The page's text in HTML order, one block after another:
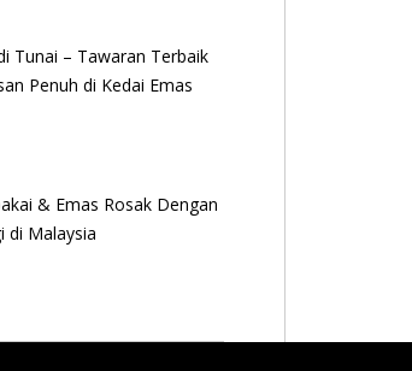
Tunai – Tawaran Terbaik
Penuh di Kedai Emas
& Emas Rosak Dengan
di Malaysia